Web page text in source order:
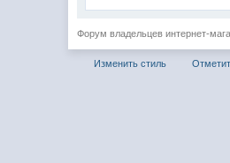
Форум владельцев интернет-
Изменить стиль